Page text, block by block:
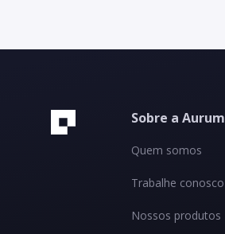
Sobre a Aurum
Quem somos
Trabalhe conosco
Nossos produtos